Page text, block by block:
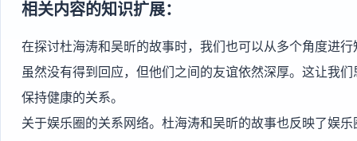
相关内容的知识扩展：
在探讨杜海涛和吴昕的故事时，我们也可以从多个角度进
虽然没有得到回应，但他们之间的友谊依然深厚。这让我
保持健康的关系。
关于娱乐圈的关系网络。杜海涛和吴昕的故事也反映了娱